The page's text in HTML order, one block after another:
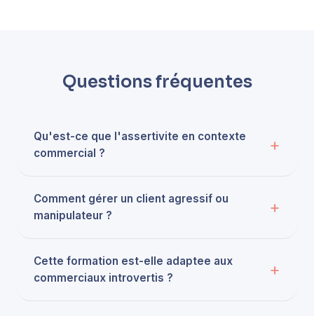
Questions fréquentes
Qu'est-ce que l'assertivite en contexte
commercial ?
Comment gérer un client agressif ou
manipulateur ?
Cette formation est-elle adaptee aux
commerciaux introvertis ?